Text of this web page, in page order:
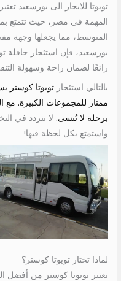
تويوتا للايجار الى بورسعيد
المهمة في مصر، حيث تتمتع
المتوسط، مما يجعلها وجهة
رائعًا لضمان راحة وسهولة
بالتالي استئجار
ممتاز للمجموعات الكبيرة. مع
برحلة لا تُنسى. لا تتردد في
واستمتع بكل لحظة فيها!
لماذا تختار تويوتا كوستر؟
تعتبر تويوتا كوستر من أفضل